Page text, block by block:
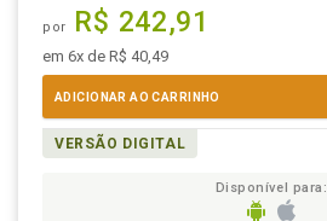
por R$ 242,91
em 6x de R$ 40,49
ADICIONAR AO CARRINHO
VERSÃO DIGITAL
Disponível para: